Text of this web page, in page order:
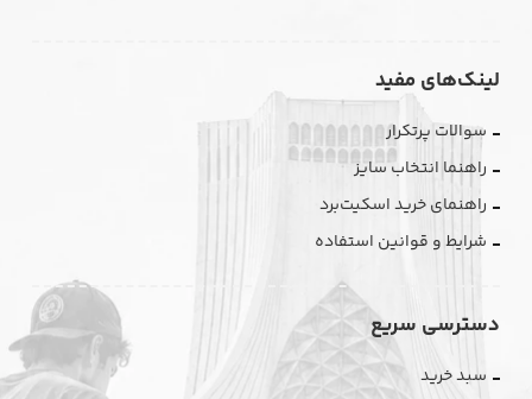
لینک‌های مفید
سوالات پرتکرار
راهنما انتخاب سایز
راهنمای خرید اسکیت‌برد
شرایط و قوانین استفاده
دسترسی سریع
سبد خرید